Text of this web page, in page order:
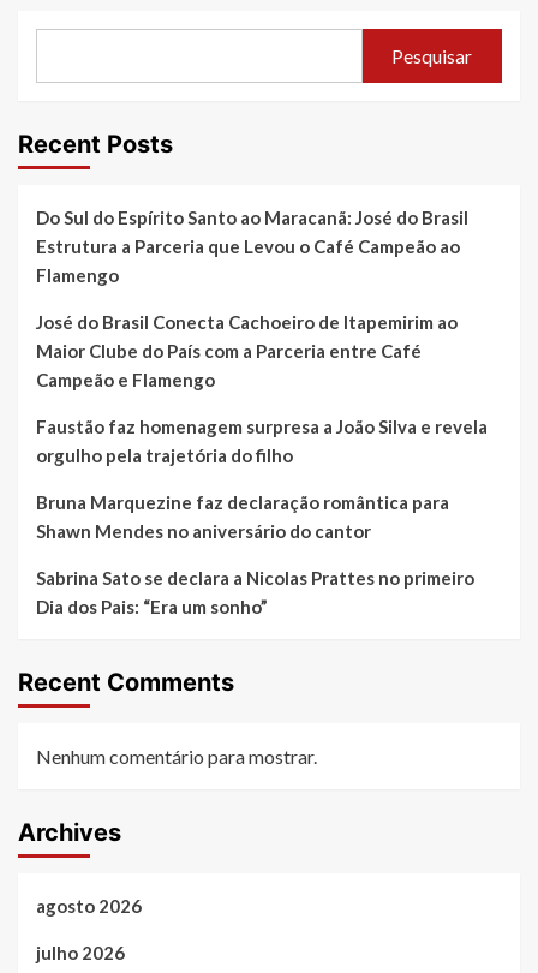
Pesquisar
Recent Posts
Do Sul do Espírito Santo ao Maracanã: José do Brasil
Estrutura a Parceria que Levou o Café Campeão ao
Flamengo
José do Brasil Conecta Cachoeiro de Itapemirim ao
Maior Clube do País com a Parceria entre Café
Campeão e Flamengo
Faustão faz homenagem surpresa a João Silva e revela
orgulho pela trajetória do filho
Bruna Marquezine faz declaração romântica para
Shawn Mendes no aniversário do cantor
Sabrina Sato se declara a Nicolas Prattes no primeiro
Dia dos Pais: “Era um sonho”
Recent Comments
Nenhum comentário para mostrar.
Archives
agosto 2026
julho 2026